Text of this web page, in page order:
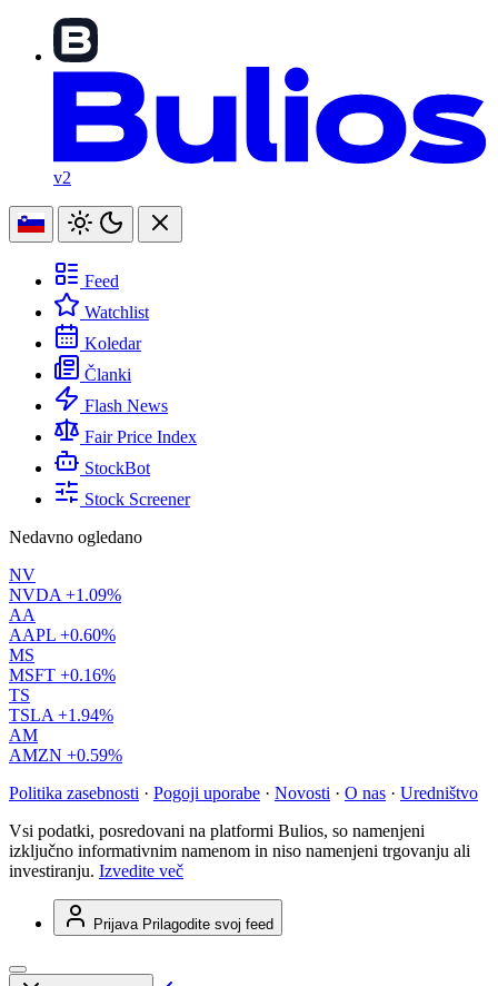
v2
Feed
Watchlist
Koledar
Članki
Flash News
Fair Price Index
StockBot
Stock Screener
Nedavno ogledano
NV
NVDA +1.09%
AA
AAPL +0.60%
MS
MSFT +0.16%
TS
TSLA +1.94%
AM
AMZN +0.59%
Politika zasebnosti · Pogoji uporabe · Novosti · O nas · Uredništvo
Vsi podatki, posredovani na platformi Bulios, so namenjeni
izključno informativnim namenom in niso namenjeni trgovanju ali
investiranju. Izvedite več
Prijava Prilagodite svoj feed